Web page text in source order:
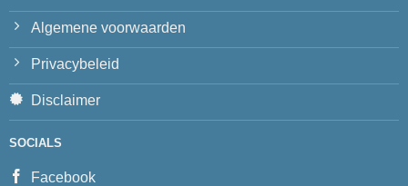
Algemene voorwaarden
Privacybeleid
Disclaimer
SOCIALS
Facebook